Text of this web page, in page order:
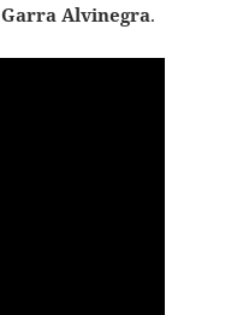
Garra Alvinegra.